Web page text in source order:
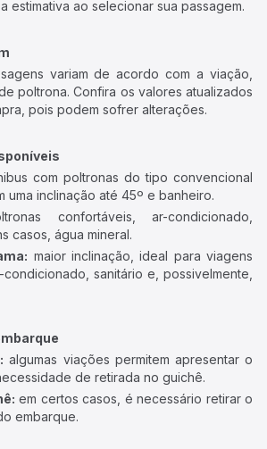
estimativa ao selecionar sua passagem.
variam de acordo com a viação,
poltrona. Confira os valores atualizados
pois podem sofrer alterações.
com poltronas do tipo convencional
uma inclinação até 45º e banheiro.
confortáveis, ar-condicionado,
casos, água mineral.
maior inclinação, ideal para viagens
sanitário e, possivelmente,
algumas viações permitem apresentar o
de retirada no guichê.
em certos casos, é necessário retirar o
embarque.